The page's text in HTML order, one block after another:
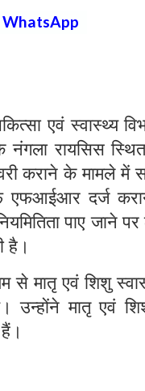
WhatsApp
एवं स्वास्थ्य
नंगला रायसिस
कराने के मामले
एफआईआर दर्ज
पाए जाने
है।
से मातृ एवं शिशु
उन्होंने मातृ एवं